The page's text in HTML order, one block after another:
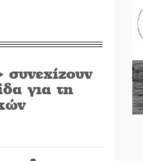
συνεχίζουν
για τη